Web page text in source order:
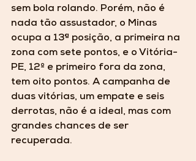
sem bola rolando. Porém, não é
nada tão assustador, o Minas
ocupa a 13ª posição, a primeira na
zona com sete pontos, e o Vitória-
PE, 12º e primeiro fora da zona,
tem oito pontos. A campanha de
duas vitórias, um empate e seis
derrotas, não é a ideal, mas com
grandes chances de ser
recuperada.